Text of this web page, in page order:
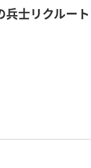
士リクルート